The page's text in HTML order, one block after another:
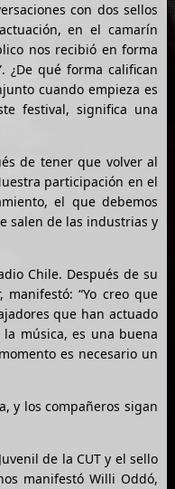
con dos sellos
en el camarín
nos recibió en forma
¿De qué forma califican
cuando empieza es
festival, significa una
de tener que volver al
participación en el
el que debemos
salen de las industrias y
Chile. Después de su
“Yo creo que
que han actuado
música, es una buena
es necesario un
y los compañeros sigan
de la CUT y el sello
manifestó Willi Oddó,